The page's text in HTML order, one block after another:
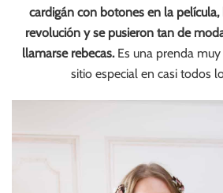
cardigán con botones en la
revolución y se pusieron tan de
llamarse rebecas.Es una prenda muy
sitio especial en casi todos